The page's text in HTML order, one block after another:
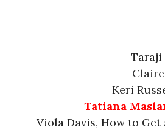
Taraji
Keri
Tatiana
Viola Davis, How to